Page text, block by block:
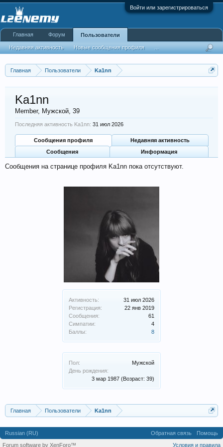
Войти или зарегистрироваться
Главная Пользователи Ka1nn
Активность:
31 июл 2026
Регистрация:
22 янв 2019
Сообщения:
61
Симпатии:
4
Баллы:
8
Пол:
Мужской
День рождения:
3 мар 1987 (Возраст: 39)
Ka1nn
Member, Мужской, 39
Последняя активность Ka1nn: 31 июл 2026
Сообщения профиля
Недавняя активность
Сообщения
Информация
Сообщения на странице профиля Ka1nn пока отсутствуют.
Главная Пользователи Ka1nn
Главная Форум Пользователи
Недавняя активность Новые сообщения профиля
Russian (RU) Обратная связь
Помощь
Условия и правила
Forum software by XenForo™